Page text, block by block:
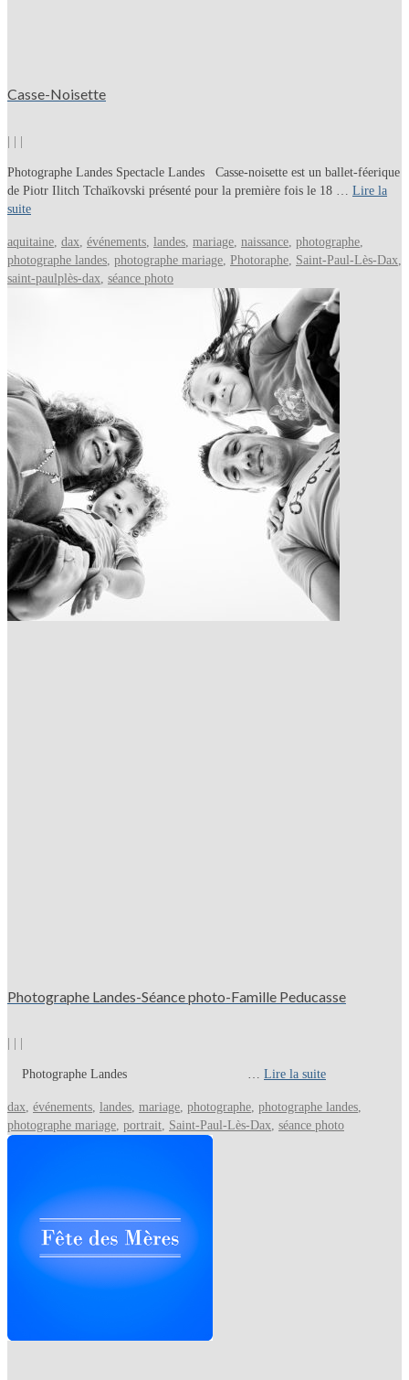
Casse-Noisette
| | |
Photographe Landes Spectacle Landes Casse-noisette est un ballet-féerique
de Piotr Ilitch Tchaïkovski présenté pour la première fois le 18 … Lire la
suite
aquitaine dax événements landes mariage naissance photographe
photographe landes photographe mariage Photoraphe Saint-Paul-Lès-Dax
saint-paulplès-dax séance photo
Photographe Landes-Séance photo-Famille Peducasse
Photographe Landes … Lire la suite
dax, événements, landes, mariage, photographe, photographe landes,
photographe mariage, portrait, Saint-Paul-Lès-Dax, séance photo